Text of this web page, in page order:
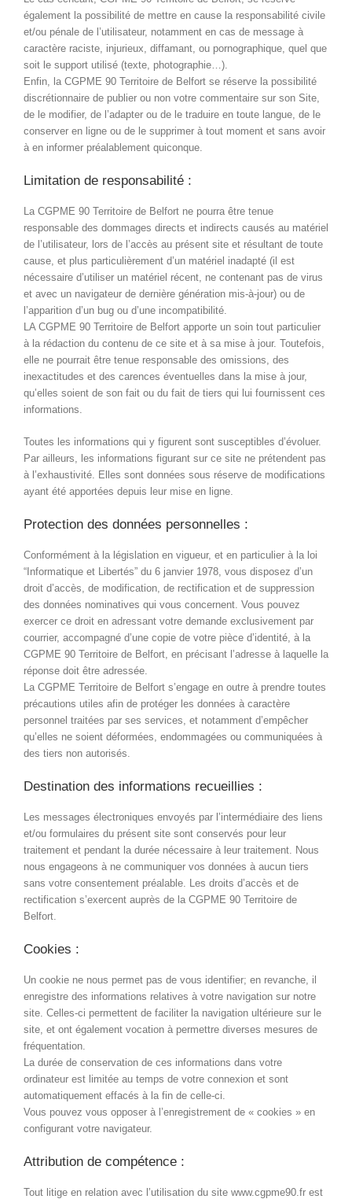
également la possibilité de mettre en cause la responsabilité civile
et/ou pénale de l’utilisateur, notamment en cas de message à
caractère raciste, injurieux, diffamant, ou pornographique, quel que
soit le support utilisé (texte, photographie…).
Enfin, la CGPME 90 Territoire de Belfort se réserve la possibilité
discrétionnaire de publier ou non votre commentaire sur son Site,
de le modifier, de l’adapter ou de le traduire en toute langue, de le
conserver en ligne ou de le supprimer à tout moment et sans avoir
à en informer préalablement quiconque.
Limitation de responsabilité :
La CGPME 90 Territoire de Belfort ne pourra être tenue
responsable des dommages directs et indirects causés au matériel
de l’utilisateur, lors de l’accès au présent site et résultant de toute
cause, et plus particulièrement d’un matériel inadapté (il est
nécessaire d’utiliser un matériel récent, ne contenant pas de virus
et avec un navigateur de dernière génération mis-à-jour) ou de
l’apparition d’un bug ou d’une incompatibilité.
LA CGPME 90 Territoire de Belfort apporte un soin tout particulier
à la rédaction du contenu de ce site et à sa mise à jour. Toutefois,
elle ne pourrait être tenue responsable des omissions, des
inexactitudes et des carences éventuelles dans la mise à jour,
qu’elles soient de son fait ou du fait de tiers qui lui fournissent ces
informations.
Toutes les informations qui y figurent sont susceptibles d’évoluer.
Par ailleurs, les informations figurant sur ce site ne prétendent pas
à l’exhaustivité. Elles sont données sous réserve de modifications
ayant été apportées depuis leur mise en ligne.
Protection des données personnelles :
Conformément à la législation en vigueur, et en particulier à la loi
“Informatique et Libertés” du 6 janvier 1978, vous disposez d’un
droit d’accès, de modification, de rectification et de suppression
des données nominatives qui vous concernent. Vous pouvez
exercer ce droit en adressant votre demande exclusivement par
courrier, accompagné d’une copie de votre pièce d’identité, à la
CGPME 90 Territoire de Belfort, en précisant l’adresse à laquelle la
réponse doit être adressée.
La CGPME Territoire de Belfort s’engage en outre à prendre toutes
précautions utiles afin de protéger les données à caractère
personnel traitées par ses services, et notamment d’empêcher
qu’elles ne soient déformées, endommagées ou communiquées à
des tiers non autorisés.
Destination des informations recueillies :
Les messages électroniques envoyés par l’intermédiaire des liens
et/ou formulaires du présent site sont conservés pour leur
traitement et pendant la durée nécessaire à leur traitement. Nous
nous engageons à ne communiquer vos données à aucun tiers
sans votre consentement préalable. Les droits d’accès et de
rectification s’exercent auprès de la CGPME 90 Territoire de
Belfort.
Cookies :
Un cookie ne nous permet pas de vous identifier; en revanche, il
enregistre des informations relatives à votre navigation sur notre
site. Celles-ci permettent de faciliter la navigation ultérieure sur le
site, et ont également vocation à permettre diverses mesures de
fréquentation.
La durée de conservation de ces informations dans votre
ordinateur est limitée au temps de votre connexion et sont
automatiquement effacés à la fin de celle-ci.
Vous pouvez vous opposer à l’enregistrement de « cookies » en
configurant votre navigateur.
Attribution de compétence :
Tout litige en relation avec l’utilisation du site www.cgpme90.fr est